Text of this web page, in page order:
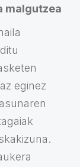
malgutzea
eginez